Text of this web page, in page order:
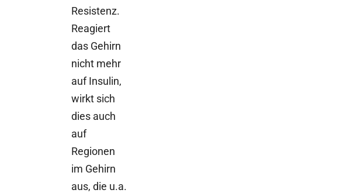
Resistenz.
Reagiert
das Gehirn
nicht mehr
auf Insulin,
wirkt sich
dies auch
auf
Regionen
im Gehirn
aus, die u.a.